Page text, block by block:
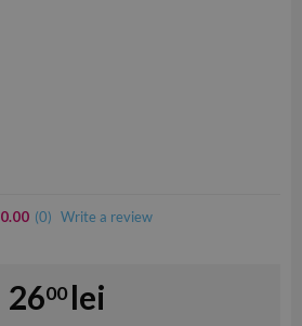
0.00 (0) Write a review
2600 lei